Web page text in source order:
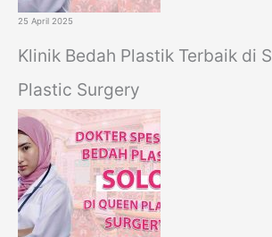
25 April 2025
Klinik Bedah Plastik Terbaik di
Plastic Surgery